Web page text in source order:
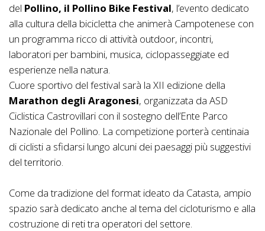
del Pollino, il Pollino Bike Festival, l’evento dedicato
alla cultura della bicicletta che animerà Campotenese con
un programma ricco di attività outdoor, incontri,
laboratori per bambini, musica, ciclopasseggiate ed
esperienze nella natura.
Cuore sportivo del festival sarà la XII edizione della
Marathon degli Aragonesi, organizzata da ASD
Ciclistica Castrovillari con il sostegno dell’Ente Parco
Nazionale del Pollino. La competizione porterà centinaia
di ciclisti a sfidarsi lungo alcuni dei paesaggi più suggestivi
del territorio.
Come da tradizione del format ideato da Catasta, ampio
spazio sarà dedicato anche al tema del cicloturismo e alla
costruzione di reti tra operatori del settore.